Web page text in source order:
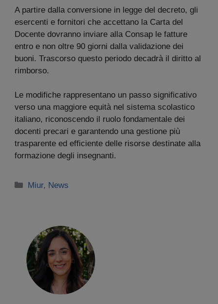
A partire dalla conversione in legge del decreto, gli
esercenti e fornitori che accettano la Carta del
Docente dovranno inviare alla Consap le fatture
entro e non oltre 90 giorni dalla validazione dei
buoni. Trascorso questo periodo decadrà il diritto al
rimborso.
Le modifiche rappresentano un passo significativo
verso una maggiore equità nel sistema scolastico
italiano, riconoscendo il ruolo fondamentale dei
docenti precari e garantendo una gestione più
trasparente ed efficiente delle risorse destinate alla
formazione degli insegnanti.
Categorie
Miur, News